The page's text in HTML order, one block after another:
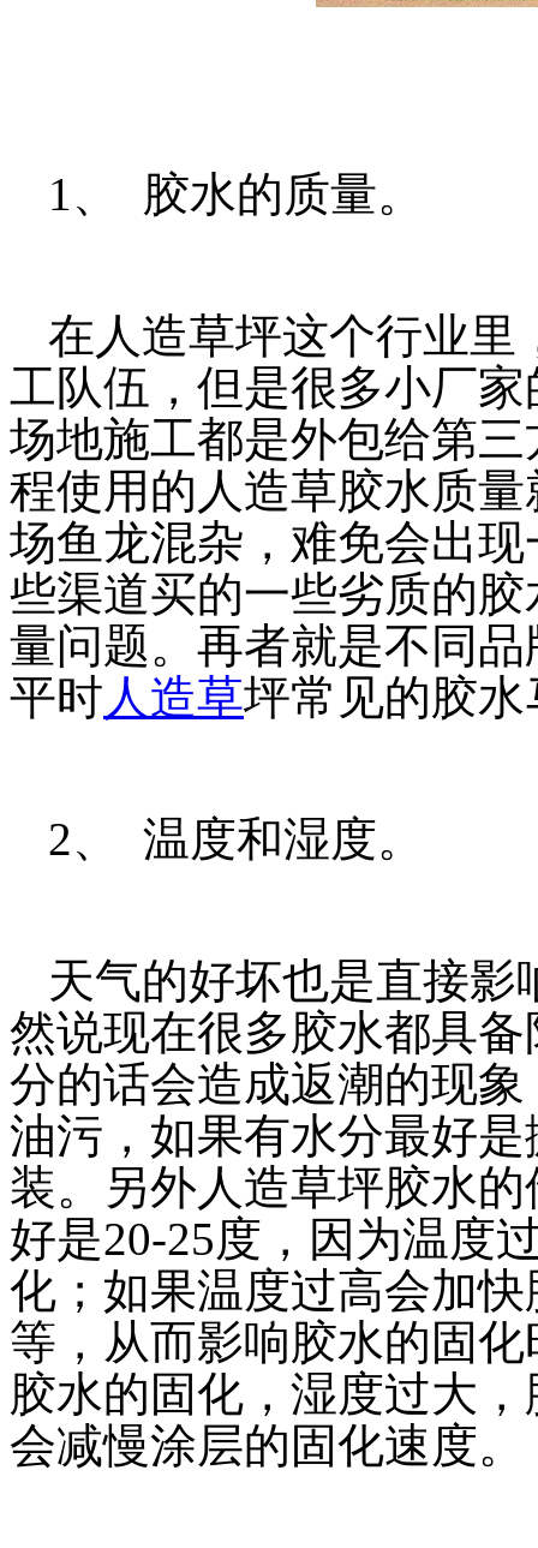
1、 胶水的质量。
在人造草坪这个行业里
工队伍，但是很多小厂
场地施工都是外包给第
程使用的人造草胶水质
场鱼龙混杂，难免会出
些渠道买的一些劣质的
量问题。再者就是不同
平时人造草坪常见的胶
2、 温度和湿度。
天气的好坏也是直接
然说现在很多胶水都具
分的话会造成返潮的现
油污，如果有水分最好
装。另外人造草坪胶水
好是20-25度，因为温度
化；如果温度过高会加
等，从而影响胶水的固
胶水的固化，湿度过大
会减慢涂层的固化速度。